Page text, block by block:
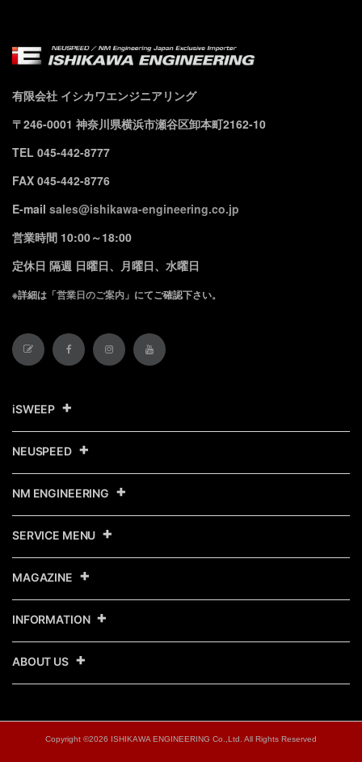
有限会社 イシカワエンジニアリング
〒246-0001 神奈川県横浜市瀬谷区卸本町2162-10
TEL 045-442-8777
FAX 045-442-8776
E-mail sales@ishikawa-engineering.co.jp
営業時間 10:00～18:00
定休日 隔週 日曜日、月曜日、水曜日
※詳細は「営業日のご案内 」にてご確認下さい。
iSWEEP
NEUSPEED
NM ENGINEERING
SERVICE MENU
MAGAZINE
INFORMATION
ABOUT US
Copyright ©2026 ISHIKAWA ENGINEERING Co.,Ltd. All Rights Reserved